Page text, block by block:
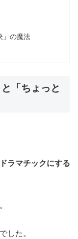
」の魔法
「ちょっと
ラマチックにする
した。